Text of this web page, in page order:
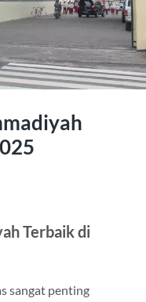
Terbaik di
sangat penting